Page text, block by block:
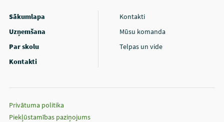
Sākumlapa
Uzņemšana
Par skolu
Kontakti
Kontakti
Mūsu komanda
Telpas un vide
Privātuma politika
Piekļūstamības paziņojums